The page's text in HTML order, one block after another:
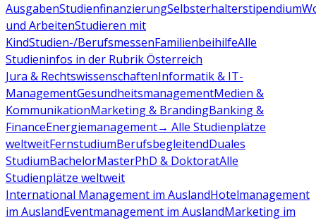
AusgabenStudienfinanzierungSelbsterhalterstipendium
und ArbeitenStudieren mit
KindStudien-/BerufsmessenFamilienbeihilfeAlle
Studieninfos in der Rubrik Österreich
Jura & RechtswissenschaftenInformatik & IT-
ManagementGesundheitsmanagementMedien &
KommunikationMarketing & BrandingBanking &
FinanceEnergiemanagement→ Alle Studienplätze
weltweitFernstudiumBerufsbegleitendDuales
StudiumBachelorMasterPhD & DoktoratAlle
Studienplätze weltweit
International Management im AuslandHotelmanagement
im AuslandEventmanagement im AuslandMarketing im